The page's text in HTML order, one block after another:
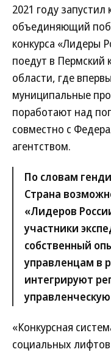
2021 году запустил
объединяющий
конкурса «Лидеры
поедут в Пермский
области, где
муниципальные
поработают над
совместно с
агентством.
По словам
Страна
«Лидеров
участники
собственный
управленцам в
интегрируют
«Конкурсная
социальных